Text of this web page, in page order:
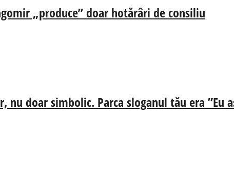
„produce” doar hotărâri de consiliu
nu doar simbolic. Parca sloganul tău era ”Eu